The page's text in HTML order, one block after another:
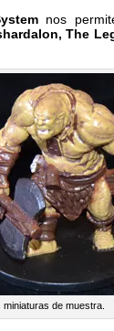
nos
The
miniaturas de muestra.